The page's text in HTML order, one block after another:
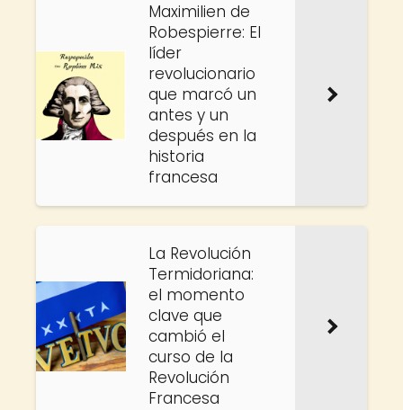
Maximilien de
Robespierre: El
líder
revolucionario
que marcó un
antes y un
después en la
historia
francesa
La Revolución
Termidoriana:
el momento
clave que
cambió el
curso de la
Revolución
Francesa